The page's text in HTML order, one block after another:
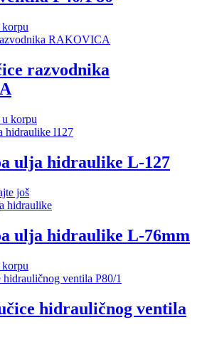
razvodnika
korpu
ulja hidraulike L-127
još
ulja hidraulike L-76mm
hidrauličnog ventila